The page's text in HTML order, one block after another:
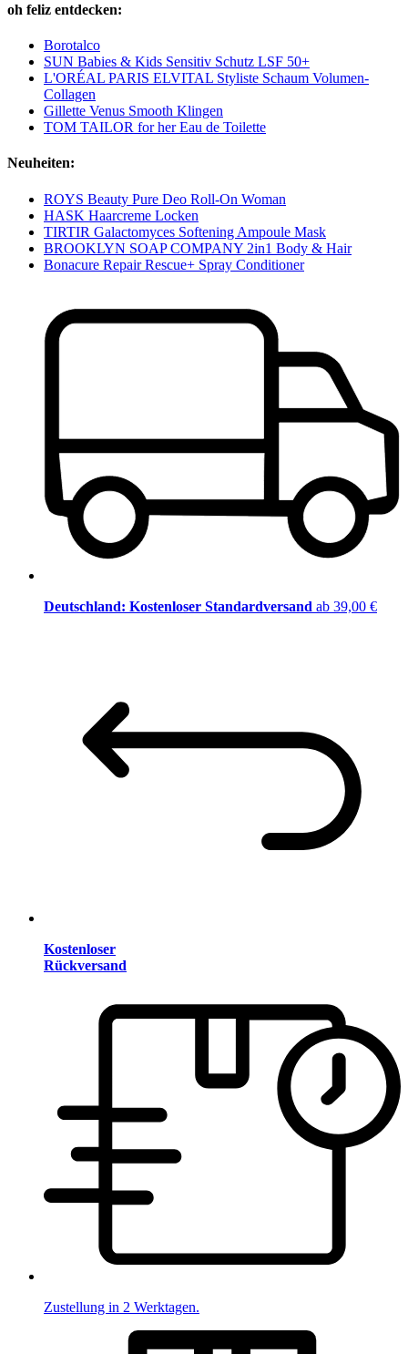
oh feliz entdecken:
Borotalco
SUN Babies & Kids Sensitiv Schutz LSF 50+
L'ORÉAL PARIS ELVITAL Styliste Schaum Volumen-
Collagen
Gillette Venus Smooth Klingen
TOM TAILOR for her Eau de Toilette
Neuheiten:
ROYS Beauty Pure Deo Roll-On Woman
HASK Haarcreme Locken
TIRTIR Galactomyces Softening Ampoule Mask
BROOKLYN SOAP COMPANY 2in1 Body & Hair
Bonacure Repair Rescue+ Spray Conditioner
Deutschland: Kostenloser Standardversand ab 39,00 €
Kostenloser
Rückversand
Zustellung in 2 Werktagen.